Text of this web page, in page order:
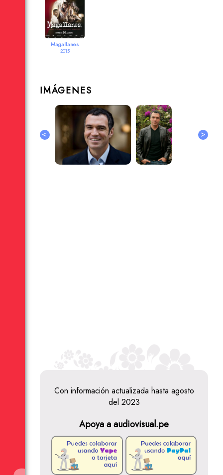
Magallanes
2015
IMÁGENES
< >
Con información actualizada hasta agosto
del 2023
Apoya a audiovisual.pe